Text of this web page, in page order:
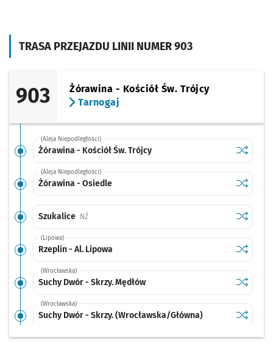
TRASA PRZEJAZDU LINII NUMER 903
903
Żórawina - Kościół Św. Trójcy
Tarnogaj
(Aleja Niepodległości)
Żórawina - Kościół Św. Trójcy Sprawdź
(Aleja Niepodległości)
Żórawina - Osiedle Sprawdź
Szukalice NŻPrzystanek na życzenie Sprawdź
Szukalice
(Lipowa)
Rzeplin - Al. Lipowa Sprawdź
Rzeplin -
(Wrocławska)
Suchy Dwór - Skrzy. Mędłów Sprawdź
Suchy
(Wrocławska)
Suchy Dwór - Skrzy. (Wrocławska/Główna) Sprawdź
Suchy
(Wrocławska)